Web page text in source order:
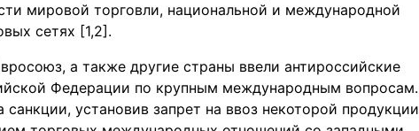
мировой торговли, национальной и международной
сетях [1,2].
а также другие страны ввели антироссийские
Федерации по крупным международным вопросам.
санкции, установив запрет на ввоз некоторой продукции